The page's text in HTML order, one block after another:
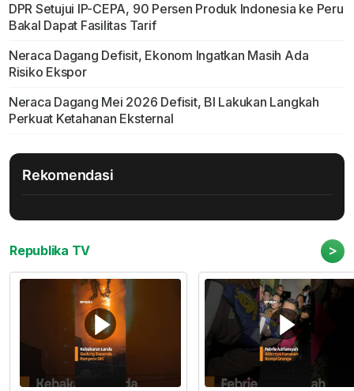
DPR Setujui IP-CEPA, 90 Persen Produk Indonesia ke Peru
Bakal Dapat Fasilitas Tarif
Neraca Dagang Defisit, Ekonom Ingatkan Masih Ada
Risiko Ekspor
Neraca Dagang Mei 2026 Defisit, BI Lakukan Langkah
Perkuat Ketahanan Eksternal
Rekomendasi
Republika TV >